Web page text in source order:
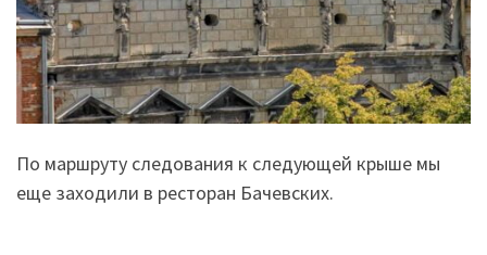
По маршруту следования к следующей крыше мы
еще заходили в ресторан Бачевских.